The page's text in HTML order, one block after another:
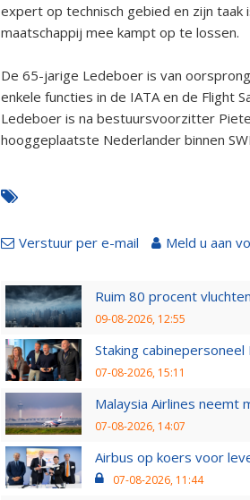
expert op technisch gebied en zijn
maatschappij mee kampt op te lossen.
De 65-jarige Ledeboer is van
enkele functies in de IATA en de Flight
Ledeboer is na bestuursvoorzitter
hooggeplaatste Nederlander binnen
Verstuur per e-mail Meld u aan
Ruim 80 procent
09-08-2026, 12:55
Staking
07-08-2026, 15:11
Malaysia Airlines neemt
07-08-2026, 14:07
Airbus op koers voor
07-08-2026, 11:44